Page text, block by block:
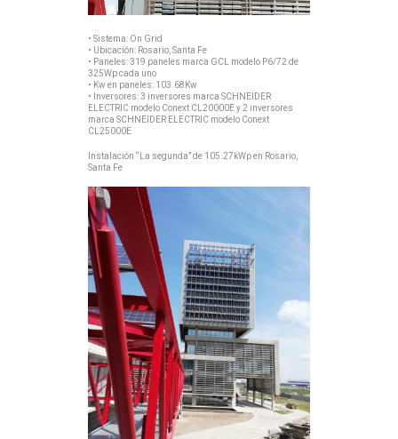
• Sistema: On Grid
• Ubicación: Rosario, Santa Fe
• Paneles: 319 paneles marca GCL modelo P6/72 de
325Wp cada uno
• Kw en paneles: 103.68Kw
• Inversores: 3 inversores marca SCHNEIDER
ELECTRIC modelo Conext CL20000E y 2 inversores
marca SCHNEIDER ELECTRIC modelo Conext
CL25000E
Instalación “La segunda” de 105.27kWp en Rosario,
Santa Fe